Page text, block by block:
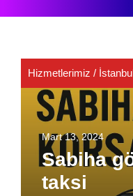
Hizmetlerimiz /
Mart 13, 2024
Sabiha
taksi